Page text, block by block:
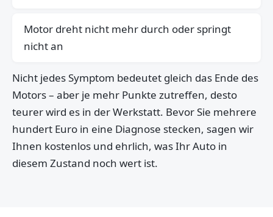
Motor dreht nicht mehr durch oder springt
nicht an
Nicht jedes Symptom bedeutet gleich das Ende des
Motors – aber je mehr Punkte zutreffen, desto
teurer wird es in der Werkstatt. Bevor Sie mehrere
hundert Euro in eine Diagnose stecken, sagen wir
Ihnen kostenlos und ehrlich, was Ihr Auto in
diesem Zustand noch wert ist.